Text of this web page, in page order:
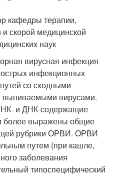
кафедры терапии,
скорой медицинской
наук
вирусная инфекция
инфекционных
со сходными
выпиваемыми вирусами.
и ДНК-содержащие
более выражены общие
рубрики ОРВИ. ОРВИ
путем (при кашле,
заболевания
типоспецифический